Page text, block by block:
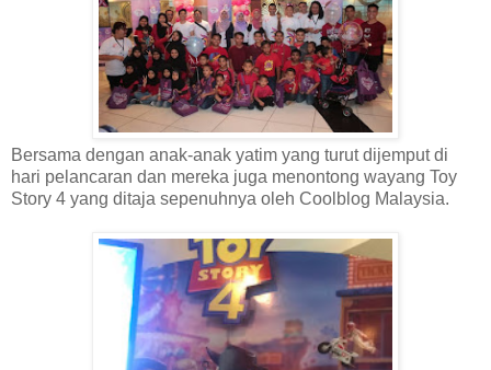
Bersama dengan anak-anak yatim yang turut dijemput di
hari pelancaran dan mereka juga menontong wayang Toy
Story 4 yang ditaja sepenuhnya oleh Coolblog Malaysia.